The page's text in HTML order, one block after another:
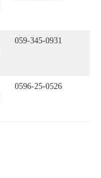
059-345-0931
0596-25-0526